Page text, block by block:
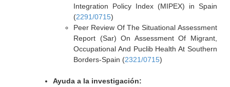
Integration Policy Index (MIPEX) in Spain
(2291/0715)
Peer Review Of The Situational Assessment
Report (Sar) On Assessment Of Migrant,
Occupational And Puclib Health At Southern
Borders-Spain (2321/0715)
Ayuda a la investigación: